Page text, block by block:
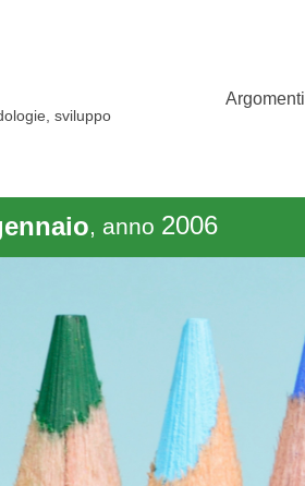
sviluppo
Argomenti
, anno 2006